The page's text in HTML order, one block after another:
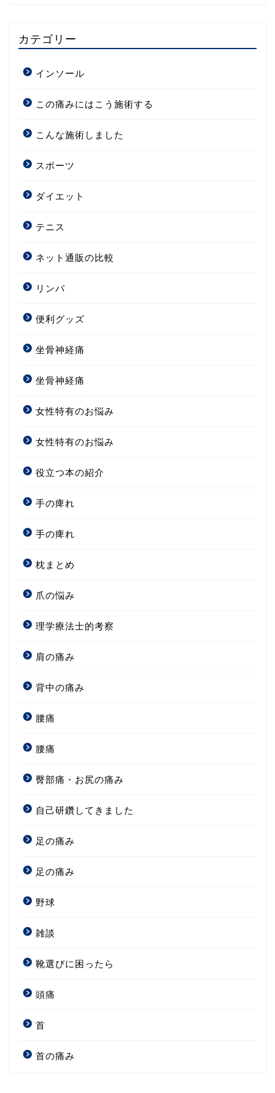
カテゴリー
インソール
この痛みにはこう施術する
こんな施術しました
スポーツ
ダイエット
テニス
ネット通販の比較
リンパ
便利グッズ
坐骨神経痛
坐骨神経痛
女性特有のお悩み
女性特有のお悩み
役立つ本の紹介
手の痺れ
手の痺れ
枕まとめ
爪の悩み
理学療法士的考察
肩の痛み
背中の痛み
腰痛
腰痛
臀部痛・お尻の痛み
自己研鑽してきました
足の痛み
足の痛み
野球
雑談
靴選びに困ったら
頭痛
首
首の痛み